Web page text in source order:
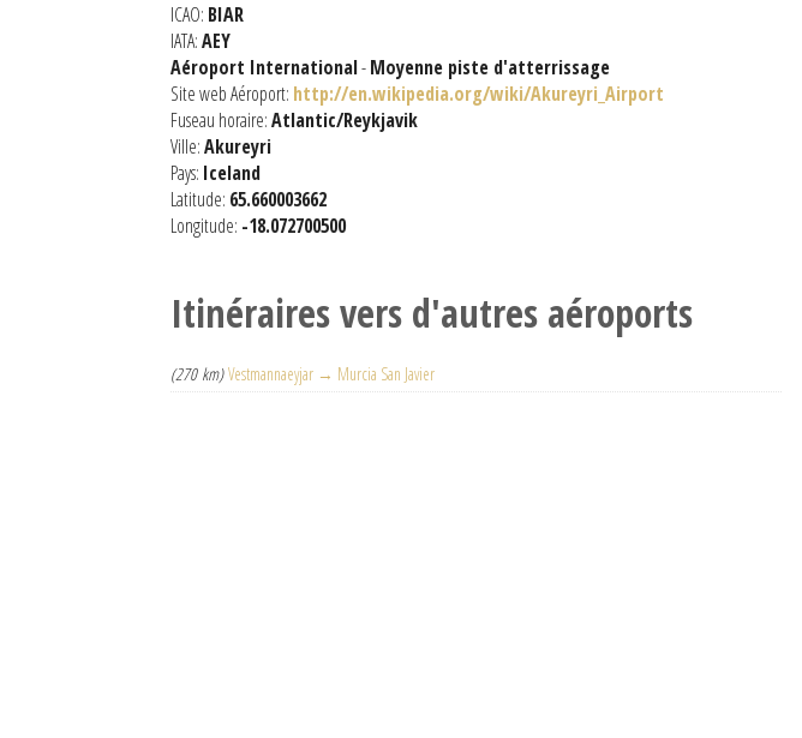
ICAO: BIAR
IATA:AEY
Aéroport International-Moyenne piste d'atterrissage
Site web Aéroport: http://en.wikipedia.org/wiki/Akureyri_Airport
Fuseau horaire:Atlantic/Reykjavik
Ville:Akureyri
Pays: Iceland
Latitude: 65.660003662
Longitude: -18.072700500
Itinéraires vers d'autres aéroports
(270 km) Vestmannaeyjar → Murcia San Javier